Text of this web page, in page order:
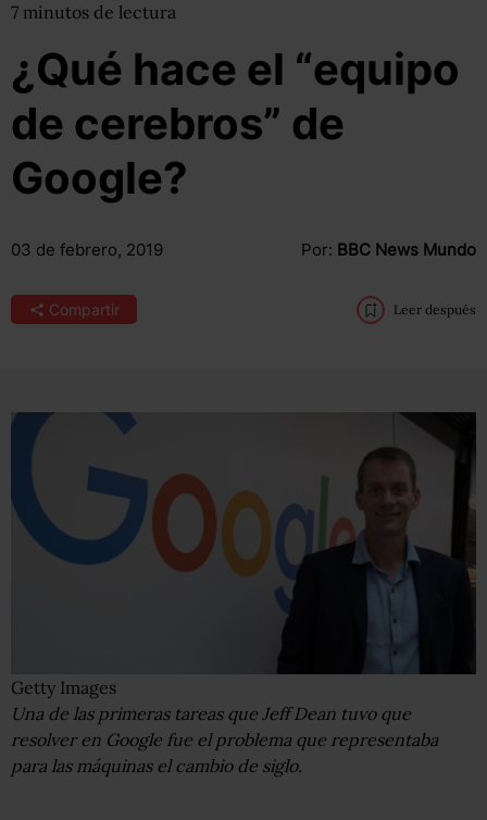
7 minutos de lectura
¿Qué hace el “equipo
de cerebros” de
Google?
03 de febrero, 2019 Por: BBC News Mundo
Compartir Leer después
Getty Images
Una de las primeras tareas que Jeff Dean tuvo que
resolver en Google fue el problema que representaba
para las máquinas el cambio de siglo.